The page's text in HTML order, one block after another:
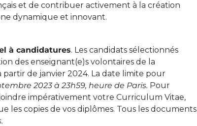
et de contribuer activement à la création
dynamique et innovant.
à candidatures. Les candidats sélectionnés
des enseignant(e)s volontaires de la
partir de janvier 2024. La date limite pour
2023 à 23h59, heure de Paris. Pour
impérativement votre Curriculum Vitae,
les copies de vos diplômes. Tous les documents